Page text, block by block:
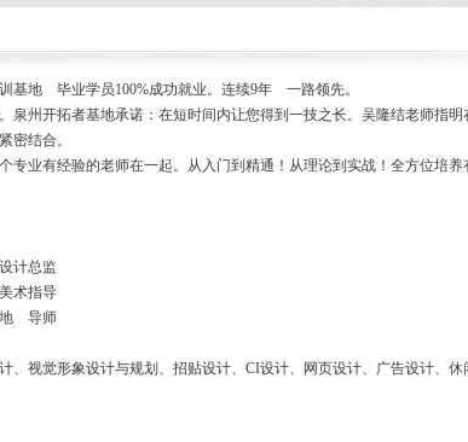
地 毕业学员100%成功就业。连续9年 一路领先。
泉州开拓者基地承诺：在短时间内让您得到一技之长。吴隆结老师指
密结合。
专业有经验的老师在一起。从入门到精通！从理论到实战！全方位培
计总监
术指导
地 导师
、视觉形象设计与规划、招贴设计、CI设计、网页设计、广告设计、休